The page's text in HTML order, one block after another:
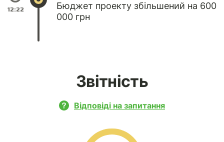
12:22
Бюджет проекту збільшений на 600
000 грн
Звітність
Відповіді на запитання